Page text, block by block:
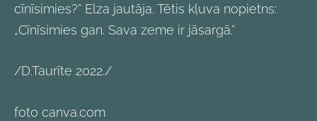
cīnīsimies?” Elza jautāja. Tētis kļuva nopietns:
„Cīnīsimies gan. Sava zeme ir jāsargā.”
/D.Taurīte 2022./
foto canva.com